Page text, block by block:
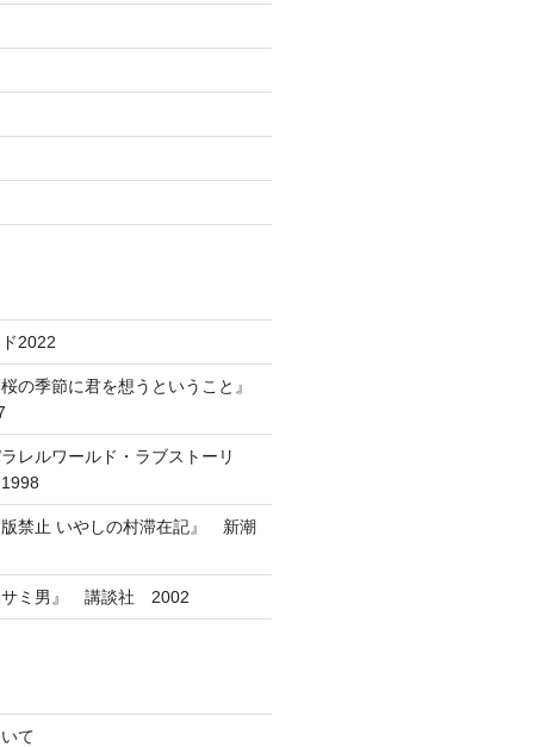
2022
の季節に君を想うということ』
レルワールド・ラブストーリ
禁止 いやしの村滞在記』 新潮
ミ男』 講談社 2002
て